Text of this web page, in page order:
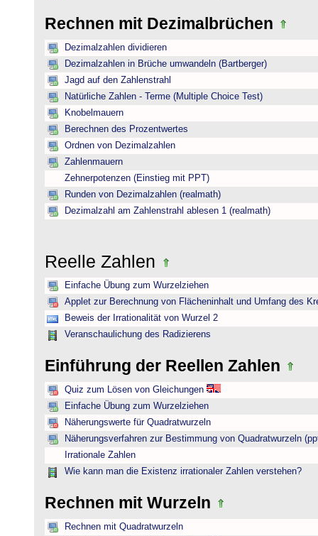
Rechnen mit Dezimalbrüchen
Dezimalzahlen dividieren
Dezimalzahlen in Brüche umwandeln (Bartberger)
Jagd auf den Zahlenstrahl
Natürliche Zahlen - Terme (Multiple Choice Test)
Knobelmauern
Berechnen des Prozentwertes
Ordnen von Dezimalzahlen
Zahlenmauern
Zehnerpotenzen (Einstieg mit PPT)
Runden von Dezimalzahlen (realmath)
Dezimalzahl am Zahlenstrahl ablesen 1 (realmath)
Reelle Zahlen
Einfache Übung zum Wurzelziehen
Applet zur Berechnung von Flächeninhalt und Umfang des
Beweis der Irrationalität von Wurzel 2
Veranschaulichung des Radizierens
Einführung der Reellen Zahlen
Quiz zum Lösen von Gleichungen
Einfache Übung zum Wurzelziehen
Näherungswerte für Quadratwurzeln
Näherungsverfahren zur Bestimmung von Quadratwurzeln
Irrationale Zahlen
Wie kann man die Existenz irrationaler Zahlen verstehen?
Rechnen mit Wurzeln
Rechnen mit Quadratwurzeln